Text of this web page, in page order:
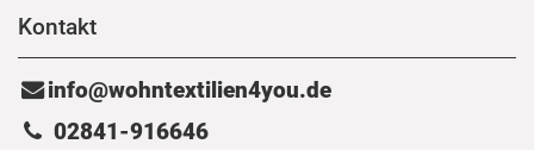
Kontakt
info@wohntextilien4you.de
02841-916646